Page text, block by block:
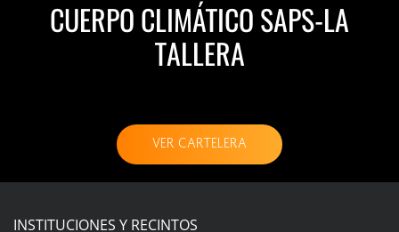
CUERPO CLIMÁTICO SAPS-LA
TALLERA
VER CARTELERA
INSTITUCIONES Y RECINTOS